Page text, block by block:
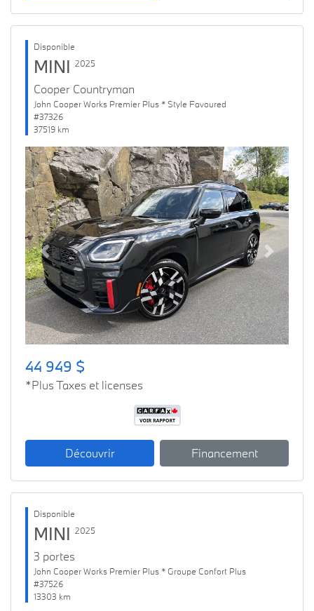
Disponible
MINI 2025
Cooper Countryman
John Cooper Works Premier Plus * Style Favoured
#37326
37519 km
Previous Next
44 949 $
*Plus Taxes et licenses
Découvrir Financement
Disponible
MINI 2025
3 portes
John Cooper Works Premier Plus * Groupe Confort Plus
#37526
13303 km